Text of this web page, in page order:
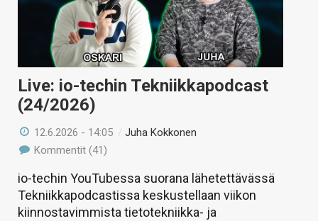
Live: io-techin Tekniikkapodcast
(24/2026)
12.6.2026 - 14:05 /Juha Kokkonen
Kommentit (41)
io-techin YouTubessa suorana lähetettävässä
Tekniikkapodcastissa keskustellaan viikon
kiinnostavimmista tietotekniikka- ja